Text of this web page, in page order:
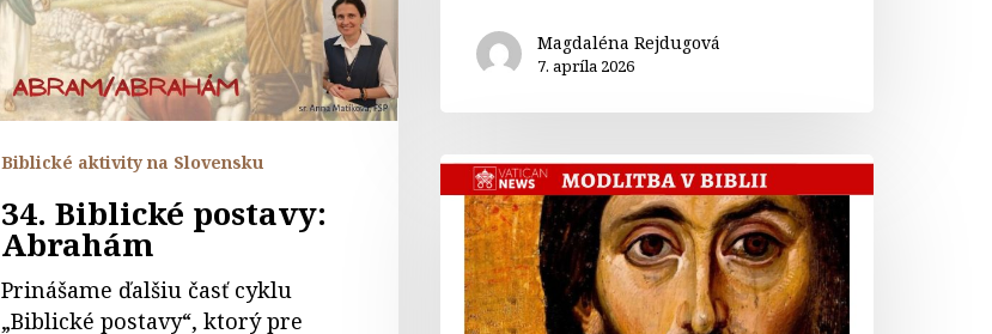
Magdaléna Rejdugová
7. apríla 2026
Biblické aktivity na Slovensku
34. Biblické postavy:
Abrahám
Prinášame ďalšiu časť cyklu
„Biblické postavy“, ktorý pre
Ježišova
veľkňazská
modlitba
(Jn
17)